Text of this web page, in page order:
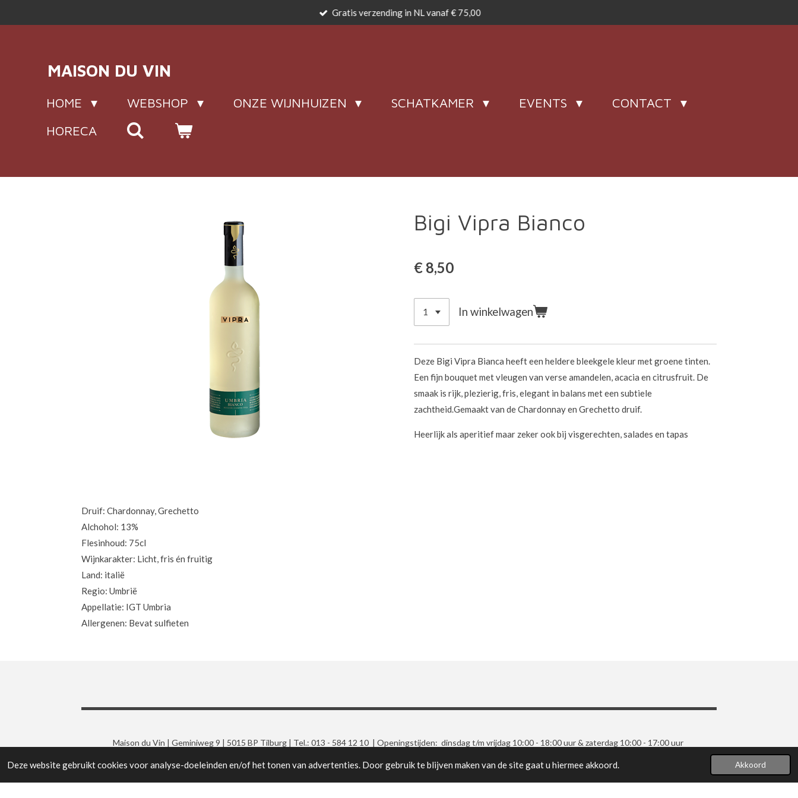
Deze website gebruikt cookies voor analyse-doeleinden en/of het tonen van advertenties. Door gebruik te blijven maken van de site gaat u hiermee akkoord. Akkoord
hoofdinhoud
Gratis verzending in NL vanaf € 75,00
MAISON DU VIN
HOME WEBSHOP ONZE WIJNHUIZEN SCHATKAMER EVENTS
CONTACT
HORECA
Bigi Vipra Bianco
€ 8,50
In winkelwagen
Deze Bigi Vipra Bianca heeft een heldere bleekgele kleur met groene tinten.
Een fijn bouquet met vleugen van verse amandelen, acacia en citrusfruit. De
smaak is rijk, plezierig, fris, elegant in balans met een subtiele
zachtheid.Gemaakt van de Chardonnay en Grechetto druif.
Heerlijk als aperitief maar zeker ook bij visgerechten, salades en tapas
Druif: Chardonnay, Grechetto
Alchohol: 13%
Flesinhoud: 75cl
Wijnkarakter: Licht, fris én fruitig
Land: italië
Regio: Umbrië
Appellatie: IGT Umbria
Allergenen: Bevat sulfieten
Maison du Vin | Geminiweg 9 | 5015 BP Tilburg | Tel.: 013 - 584 12 10 | Openingstijden: dinsdag t/m vrijdag 10:00 - 18:00 uur & zaterdag 10:00 - 17:00 uur
© 2019 - 2026 Maison du Vin
JouwWeb